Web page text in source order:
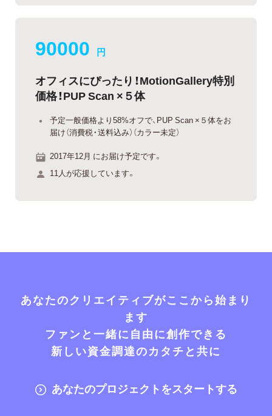
90000 円
オフィスにぴったり！MotionGallery特別
価格！PUP Scan ×５体
予定一般価格より58%オフで、PUP Scan ×５体をお
届け（消費税・送料込み）（カラー未定）
2017年12月 にお届け予定です。
11人が応援しています。
あなたのクリエイティブがここから始まり
ます
ファンと一緒に自由に創作できる
新しい資金調達のカタチと共に
あなたのプロジェクトをスタートする